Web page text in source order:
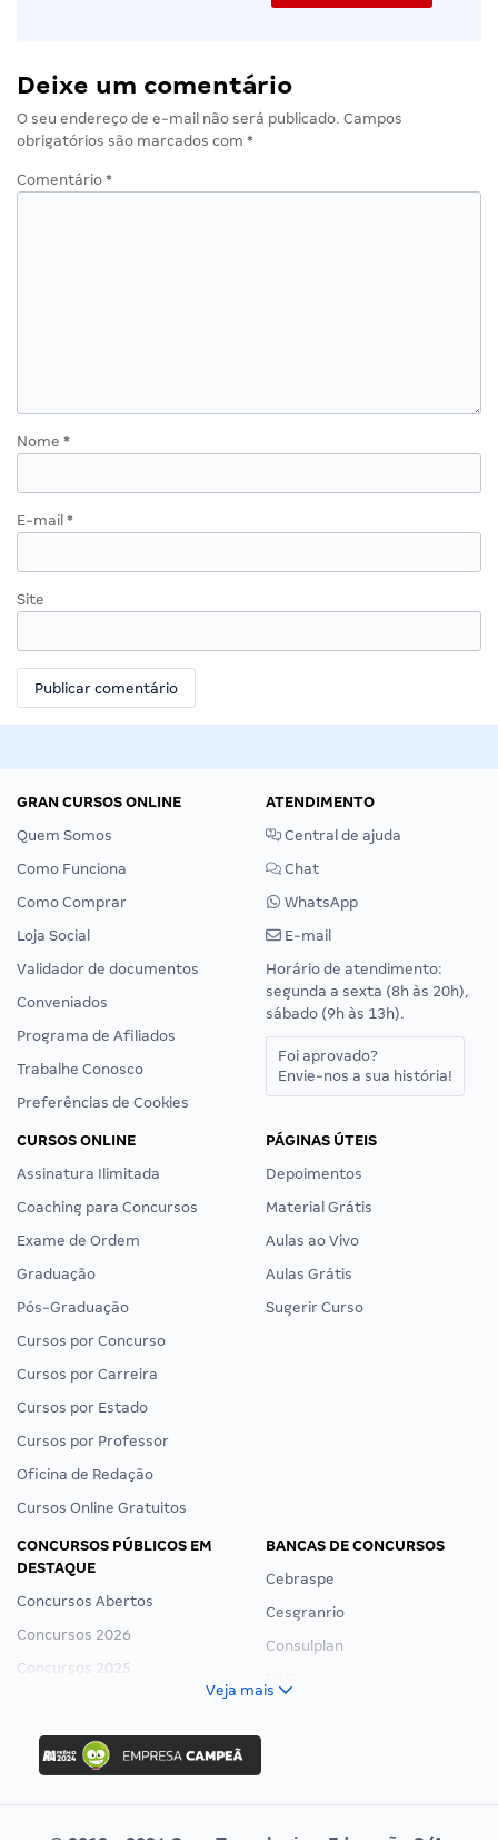
Deixe um comentário
O seu endereço de e-mail não será publicado. Campos
obrigatórios são marcados com *
Comentário *
Nome *
E-mail *
Site
GRAN CURSOS ONLINE
Quem Somos
Como Funciona
Como Comprar
Loja Social
Validador de documentos
Conveniados
Programa de Afiliados
Trabalhe Conosco
Preferências de Cookies
ATENDIMENTO
Central de ajuda
Chat
WhatsApp
E-mail
Horário de atendimento:
segunda a sexta (8h às 20h),
sábado (9h às 13h).
Foi aprovado?
Envie-nos a sua história!
CURSOS ONLINE
Assinatura Ilimitada
Coaching para Concursos
Exame de Ordem
Graduação
Pós-Graduação
Cursos por Concurso
Cursos por Carreira
Cursos por Estado
Cursos por Professor
Oficina de Redação
Cursos Online Gratuitos
PÁGINAS ÚTEIS
Depoimentos
Material Grátis
Aulas ao Vivo
Aulas Grátis
Sugerir Curso
CONCURSOS PÚBLICOS EM
DESTAQUE
Concursos Abertos
Concursos 2026
Concursos 2025
Concurso Ibama
Concurso MPU
Editais publicados
BANCAS DE CONCURSOS
Cebraspe
Cesgranrio
Consulplan
Veja mais